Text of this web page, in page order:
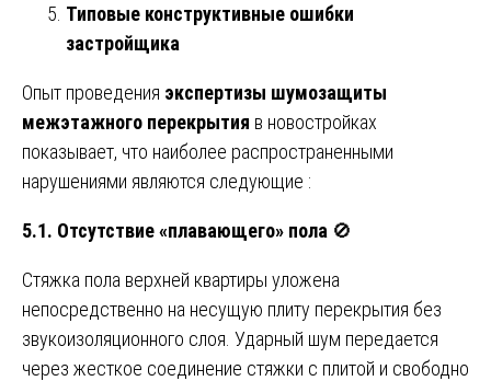
Типовые конструктивные ошибки
застройщика
Опыт проведения экспертизы шумозащиты
межэтажного перекрытия в новостройках
показывает, что наиболее распространенными
нарушениями являются следующие :
5.1. Отсутствие «плавающего» пола 🚫
Стяжка пола верхней квартиры уложена
непосредственно на несущую плиту перекрытия без
звукоизоляционного слоя. Ударный шум передается
через жесткое соединение стяжки с плитой и свободно